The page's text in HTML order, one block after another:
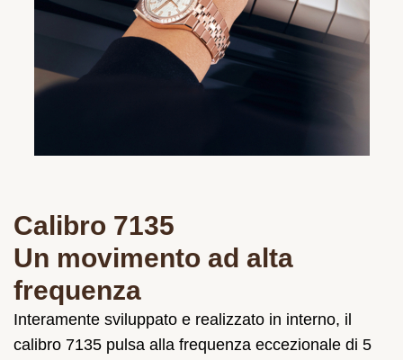
Calibro 7135
Un movimento ad alta
frequenza
Interamente sviluppato e realizzato in interno, il
calibro 7135 pulsa alla frequenza eccezionale di 5